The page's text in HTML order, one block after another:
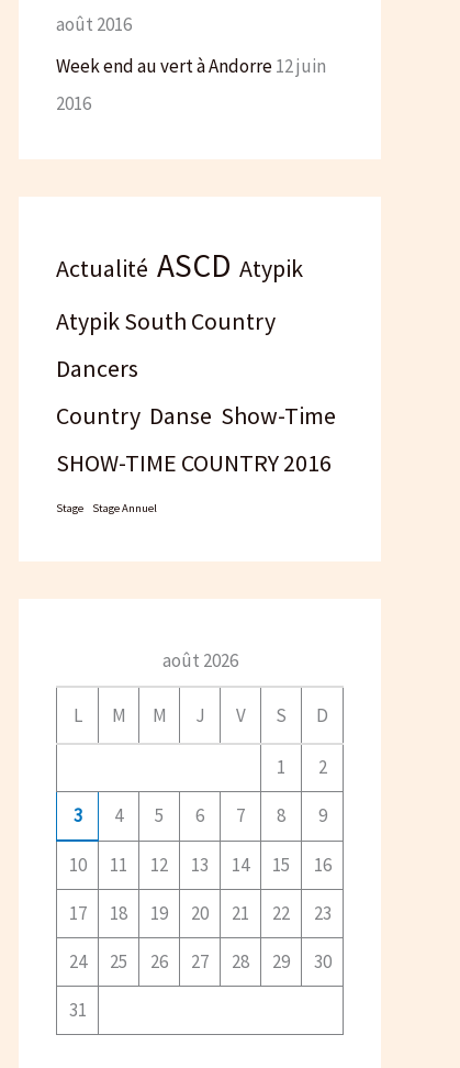
août 2016
Week end au vert à Andorre12 juin
2016
Actualité ASCD Atypik
Atypik South Country
Dancers
Country Danse Show-Time
SHOW-TIME COUNTRY 2016
Stage Stage Annuel
août 2026
L M M J V S D
1
2
3
4 5 6 7 8 9
10 11 12 13 14 15
16
17
18 19 20 21 22
23
24
25 26 27 28 29
30
31